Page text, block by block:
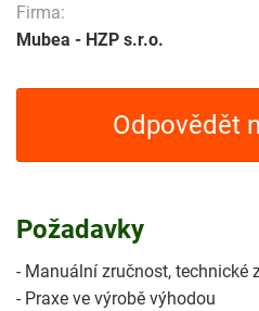
Firma:
Mubea - HZP s.r.o.
Odpovědět
Požadavky
- Manuální zručnost, technické
- Praxe ve výrobě výhodou